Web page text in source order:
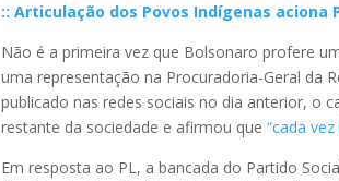
:: Articulação dos Povos Indígenas aciona
Não é a primeira vez que Bolsonaro profere
uma representação na Procuradoria-Geral da
publicado nas redes sociais no dia anterior, o
restante da sociedade e afirmou que “cada
Em resposta ao PL, a bancada do Partido